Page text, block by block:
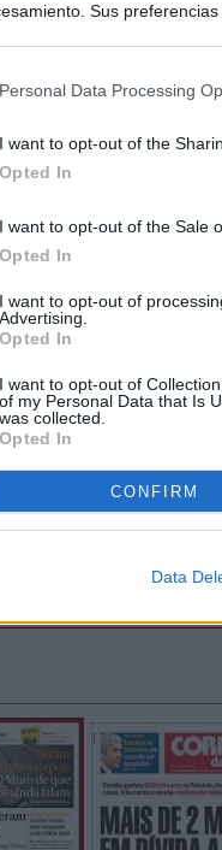
Sus
Personal Data Processing
I want to opt-out of the
Opted In
I want to opt-out of the Sale
Opted In
I want to opt-out of
Advertising.
Opted In
I want to opt-out of
of my Personal Data that Is
was collected.
Opted In
CONFIRM
Data